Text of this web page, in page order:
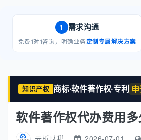
1 需求沟通
免费1对1咨询，明确业务定制专属解决方案
知识产权 商标·软件著作权·专利
软件著作权代办费用